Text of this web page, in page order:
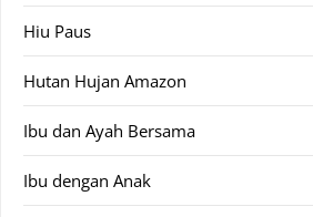
Hiu Paus
Hutan Hujan Amazon
Ibu dan Ayah Bersama
Ibu dengan Anak